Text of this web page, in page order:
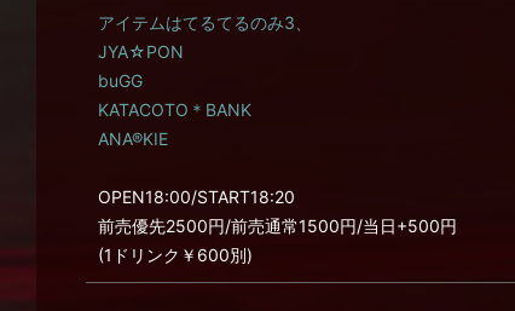
アイテムはてるてるのみ3、
JYA☆PON
buGG
KATACOTO＊BANK
ANA®KIE
OPEN18:00/START18:20
前売優先2500円/前売通常1500円/当日+500円
(1ドリンク￥600別)